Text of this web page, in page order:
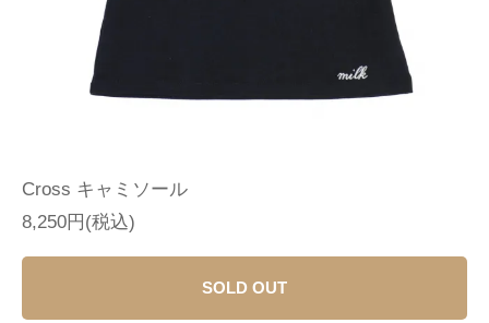
Cross キャミソール
8,250円(税込)
SOLD OUT